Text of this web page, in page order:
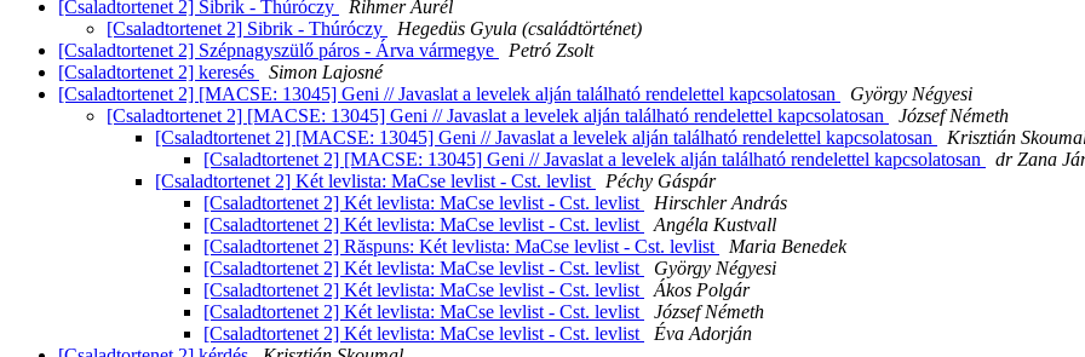
[Csaladtortenet 2] Sibrik - Thúróczy
Rihmer Aurél
[Csaladtortenet 2] Sibrik - Thúróczy
Hegedüs Gyula (családtörténet)
[Csaladtortenet 2] Szépnagyszülő páros - Árva vármegye
Petró Zsolt
[Csaladtortenet 2] keresés
Simon Lajosné
[Csaladtortenet 2] [MACSE: 13045] Geni // Javaslat a levelek alján található rendelettel kapcsolatosan
György Négyesi
[Csaladtortenet 2] [MACSE: 13045] Geni // Javaslat a levelek alján található rendelettel kapcsolatosan
József Németh
[Csaladtortenet 2] [MACSE: 13045] Geni // Javaslat a levelek alján található rendelettel kapcsolatosan
Krisztián
[Csaladtortenet 2] [MACSE: 13045] Geni // Javaslat a levelek alján található rendelettel kapcsolatosan
dr Zana
[Csaladtortenet 2] Két levlista: MaCse levlist - Cst. levlist
Péchy Gáspár
[Csaladtortenet 2] Két levlista: MaCse levlist - Cst. levlist
Hirschler András
[Csaladtortenet 2] Két levlista: MaCse levlist - Cst. levlist
Angéla Kustvall
[Csaladtortenet 2] Răspuns: Két levlista: MaCse levlist - Cst. levlist
Maria Benedek
[Csaladtortenet 2] Két levlista: MaCse levlist - Cst. levlist
György Négyesi
[Csaladtortenet 2] Két levlista: MaCse levlist - Cst. levlist
Ákos Polgár
[Csaladtortenet 2] Két levlista: MaCse levlist - Cst. levlist
József Németh
[Csaladtortenet 2] Két levlista: MaCse levlist - Cst. levlist
Éva Adorján